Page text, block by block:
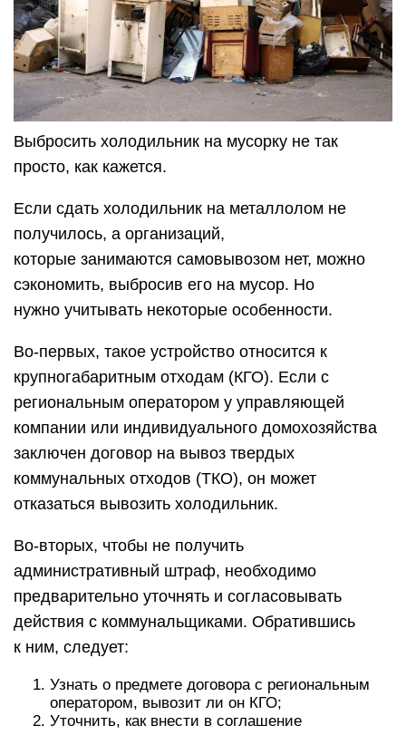
Выбросить холодильник на мусорку не так
просто, как кажется.
Если сдать холодильник на металлолом не
получилось, а организаций,
которые занимаются самовывозом нет, можно
сэкономить, выбросив его на мусор. Но
нужно учитывать некоторые особенности.
Во-первых, такое устройство относится к
крупногабаритным отходам (КГО). Если с
региональным оператором у управляющей
компании или индивидуального домохозяйства
заключен договор на вывоз твердых
коммунальных отходов (ТКО), он может
отказаться вывозить холодильник.
Во-вторых, чтобы не получить
административный штраф, необходимо
предварительно уточнять и согласовывать
действия с коммунальщиками. Обратившись
к ним, следует:
Узнать о предмете договора с региональным
оператором, вывозит ли он КГО;
Уточнить, как внести в соглашение